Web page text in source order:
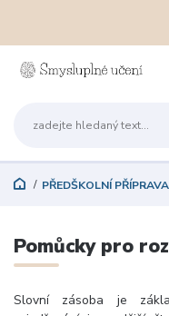
PŘEDŠKOLNÍ PŘÍPRAVA
Pomůcky pro
Slovní zásoba je